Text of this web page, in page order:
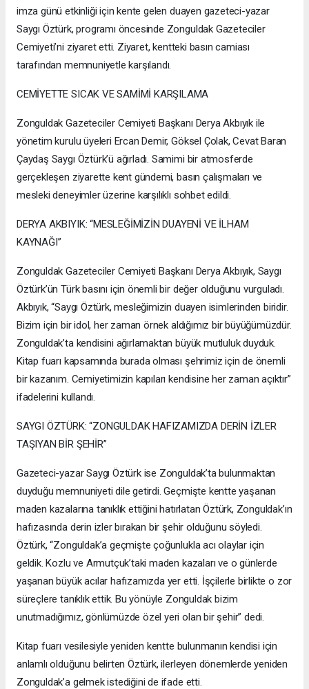
imza günü etkinliği için kente gelen duayen gazeteci-yazar
Saygı Öztürk, programı öncesinde Zonguldak Gazeteciler
Cemiyeti’ni ziyaret etti. Ziyaret, kentteki basın camiası
tarafından memnuniyetle karşılandı.
CEMİYETTE SICAK VE SAMİMİ KARŞILAMA
Zonguldak Gazeteciler Cemiyeti Başkanı Derya Akbıyık ile
yönetim kurulu üyeleri Ercan Demir, Göksel Çolak, Cevat Baran
Çaydaş Saygı Öztürk’ü ağırladı. Samimi bir atmosferde
gerçekleşen ziyarette kent gündemi, basın çalışmaları ve
mesleki deneyimler üzerine karşılıklı sohbet edildi.
DERYA AKBIYIK: “MESLEĞİMİZİN DUAYENİ VE İLHAM
KAYNAĞI”
Zonguldak Gazeteciler Cemiyeti Başkanı Derya Akbıyık, Saygı
Öztürk’ün Türk basını için önemli bir değer olduğunu vurguladı.
Akbıyık, “Saygı Öztürk, mesleğimizin duayen isimlerinden biridir.
Bizim için bir idol, her zaman örnek aldığımız bir büyüğümüzdür.
Zonguldak’ta kendisini ağırlamaktan büyük mutluluk duyduk.
Kitap fuarı kapsamında burada olması şehrimiz için de önemli
bir kazanım. Cemiyetimizin kapıları kendisine her zaman açıktır”
ifadelerini kullandı.
SAYGI ÖZTÜRK: “ZONGULDAK HAFIZAMIZDA DERİN İZLER
TAŞIYAN BİR ŞEHİR”
Gazeteci-yazar Saygı Öztürk ise Zonguldak’ta bulunmaktan
duyduğu memnuniyeti dile getirdi. Geçmişte kentte yaşanan
maden kazalarına tanıklık ettiğini hatırlatan Öztürk, Zonguldak’ın
hafızasında derin izler bırakan bir şehir olduğunu söyledi.
Öztürk, “Zonguldak’a geçmişte çoğunlukla acı olaylar için
geldik. Kozlu ve Armutçuk’taki maden kazaları ve o günlerde
yaşanan büyük acılar hafızamızda yer etti. İşçilerle birlikte o zor
süreçlere tanıklık ettik. Bu yönüyle Zonguldak bizim
unutmadığımız, gönlümüzde özel yeri olan bir şehir” dedi.
Kitap fuarı vesilesiyle yeniden kentte bulunmanın kendisi için
anlamlı olduğunu belirten Öztürk, ilerleyen dönemlerde yeniden
Zonguldak’a gelmek istediğini de ifade etti.